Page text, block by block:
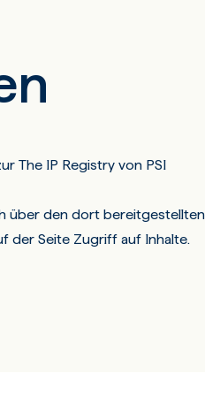
The IP Registry von PSI
über den dort
der Seite Zugriff auf Inhalte.